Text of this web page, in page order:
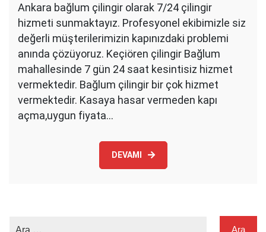
Ankara bağlum çilingir olarak 7/24 çilingir
hizmeti sunmaktayız. Profesyonel ekibimizle siz
değerli müşterilerimizin kapınızdaki problemi
anında çözüyoruz. Keçiören çilingir Bağlum
mahallesinde 7 gün 24 saat kesintisiz hizmet
vermektedir. Bağlum çilingir bir çok hizmet
vermektedir. Kasaya hasar vermeden kapı
açma,uygun fiyata…
DEVAMI